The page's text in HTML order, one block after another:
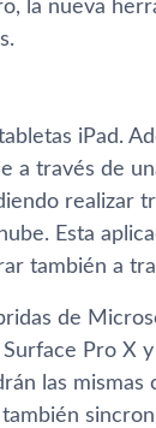
la nueva
iPad.
a través de
realizar
Esta
también a
de
Pro X
las mismas